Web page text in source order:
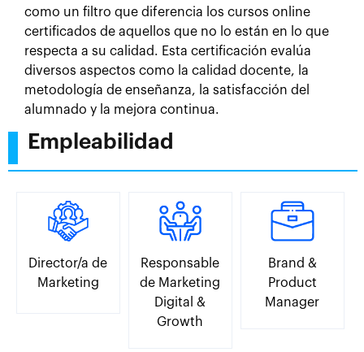
como un filtro que diferencia los cursos online
certificados de aquellos que no lo están en lo que
respecta a su calidad. Esta certificación evalúa
diversos aspectos como la calidad docente, la
metodología de enseñanza, la satisfacción del
alumnado y la mejora continua.
Empleabilidad
Director/a de
Marketing
Responsable
de Marketing
Digital &
Growth
Brand &
Product
Manager